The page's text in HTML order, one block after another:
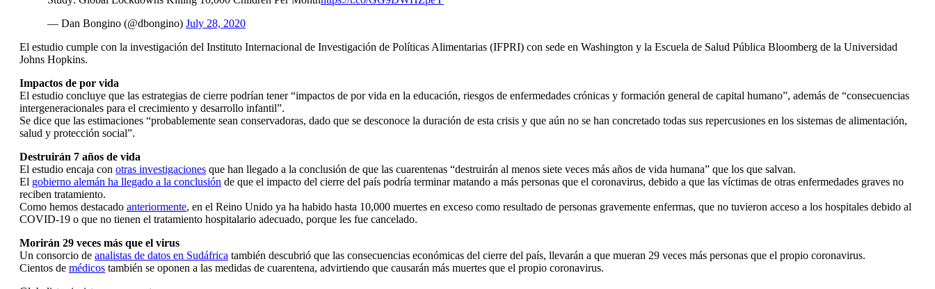
— Dan Bongino (@dbongino) July 28, 2020
El estudio cumple con la investigación del Instituto Internacional de Investigación de Políticas Alimentarias (IFPRI) con sede en Washington y la Escuela de Salud Pública Bloomberg de la Universidad
Johns Hopkins.
Impactos de por vida
El estudio concluye que las estrategias de cierre podrían tener “impactos de por vida en la educación, riesgos de enfermedades crónicas y formación general de capital humano”, además de “consecuencias
intergeneracionales para el crecimiento y desarrollo infantil”.
Se dice que las estimaciones “probablemente sean conservadoras, dado que se desconoce la duración de esta crisis y que aún no se han concretado todas sus repercusiones en los sistemas de alimentación,
salud y protección social”.
Destruirán 7 años de vida
El estudio encaja con otras investigaciones que han llegado a la conclusión de que las cuarentenas “destruirán al menos siete veces más años de vida humana” que los que salvan.
El gobierno alemán ha llegado a la conclusión de que el impacto del cierre del país podría terminar matando a más personas que el coronavirus, debido a que las víctimas de otras enfermedades graves no
reciben tratamiento.
Como hemos destacado anteriormente, en el Reino Unido ya ha habido hasta 10,000 muertes en exceso como resultado de personas gravemente enfermas, que no tuvieron acceso a los hospitales debido al
COVID-19 o que no tienen el tratamiento hospitalario adecuado, porque les fue cancelado.
Morirán 29 veces más que el virus
Un consorcio de analistas de datos en Sudáfrica también descubrió que las consecuencias económicas del cierre del país, llevarán a que mueran 29 veces más personas que el propio coronavirus.
Cientos de médicos también se oponen a las medidas de cuarentena, advirtiendo que causarán más muertes que el propio coronavirus.